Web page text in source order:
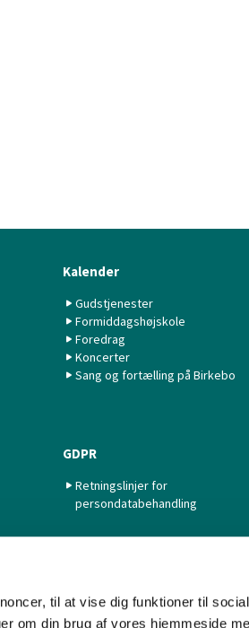
til at vise dig funktioner til
om din brug af vores hjemmeside
Kalender
Gudstjenester
Formiddagshøjskole
Foredrag
Koncerter
Sang og fortælling på Birkebo
GDPR
Retningslinjer for
persondatabehandling